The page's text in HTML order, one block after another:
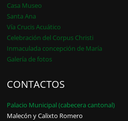
Casa Museo
Santa Ana
Vía Crucis Acuático
Celebración del Corpus Christi
Inmaculada concepción de María
Galería de fotos
CONTACTOS
Palacio Municipal (cabecera cantonal)
Malecón y Calixto Romero